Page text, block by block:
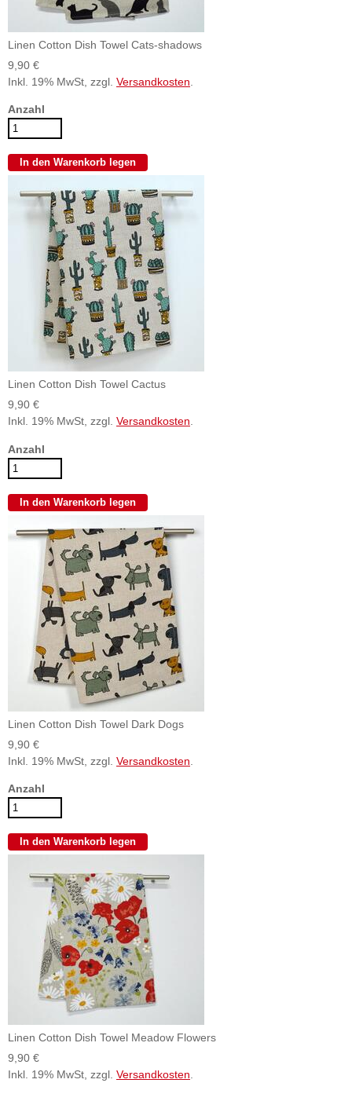
Linen Cotton Dish Towel Cats-shadows
9,90 €
Inkl. 19% MwSt, zzgl. Versandkosten.
Anzahl
Linen Cotton Dish Towel Cactus
9,90 €
Inkl. 19% MwSt, zzgl. Versandkosten.
Anzahl
Linen Cotton Dish Towel Dark Dogs
9,90 €
Inkl. 19% MwSt, zzgl. Versandkosten
Anzahl
Linen Cotton Dish Towel Meadow Flowers
9,90 €
Inkl. 19% MwSt, zzgl. Versandkosten